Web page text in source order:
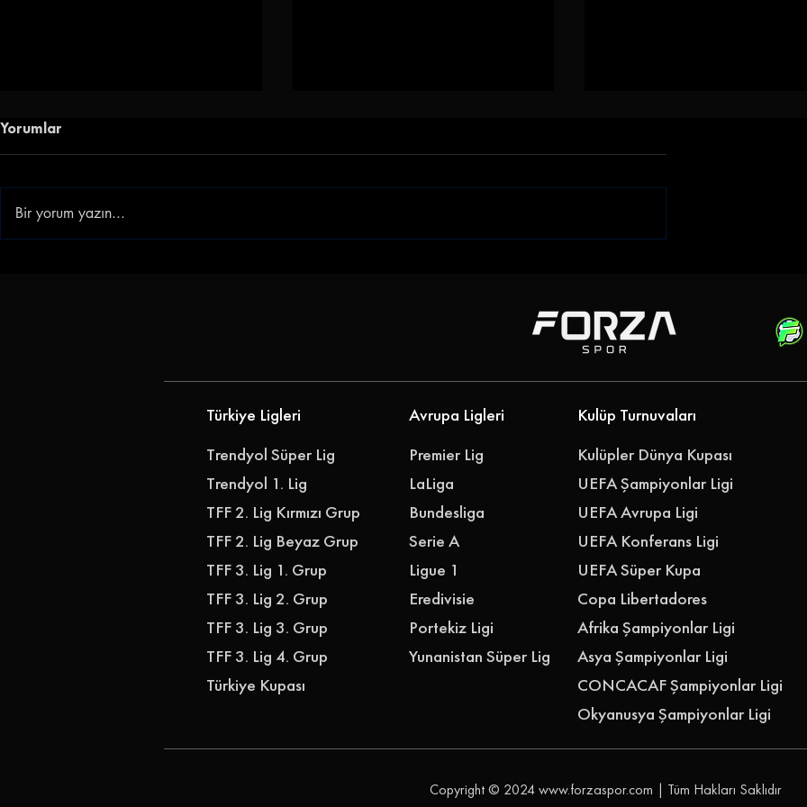
''Geleceğimizi Birlikte
Yazalım''
Yorumlar
Bir yorum yazın...
Türkiye Ligleri
Trendyol Süper Lig
Trendyol 1. Lig
TFF 2. Lig Kırmızı Grup
TFF 2. Lig Beyaz Grup
TFF 3. Lig 1. Grup
TFF 3. Lig 2. Grup
TFF 3. Lig 3. Grup
Türkiye Kupası
TFF 3. Lig 4. Grup
Avrupa Ligleri
Premier Lig
LaLiga
Bundesliga
Serie A
Ligue 1
Eredivisie
Portekiz Ligi
Yunanistan Süper Lig
Kulüp Turnuvaları
Kulüpler Dünya Kupası
UEFA Şampiyonlar Ligi
UEFA Avrupa Ligi
UEFA Konferans Ligi
UEFA Süper Kupa
Copa Libertadores
Afrika Şampiyonlar Ligi
Asya Şampiyonlar Ligi
CONCACAF Şampiyonlar Ligi
Okyanusya Şampiyonlar Ligi
Copyright © 2024www.forzaspor.com | Tüm Hakları Saklıdır